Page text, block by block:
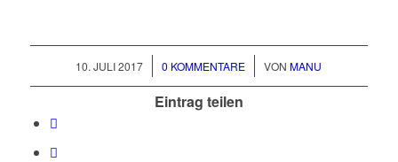
10. JULI 2017
/ 0 KOMMENTARE
/ VON MANU
Eintrag teilen